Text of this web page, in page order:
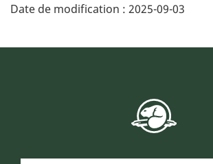
Date de modification : 2025-09-03